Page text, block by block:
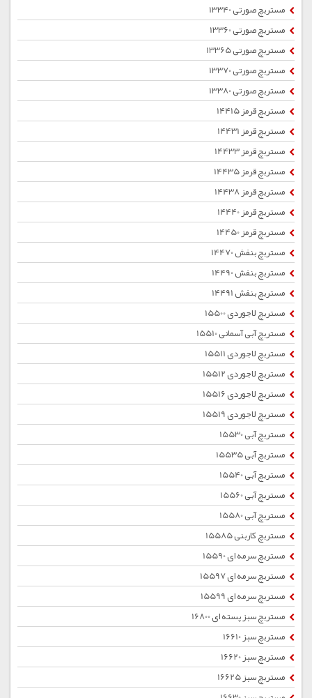
مستربچ صورتی 13340
مستربچ صورتی 13360
مستربچ صورتی 13365
مستربچ صورتی 13370
مستربچ صورتی 13380
مستربچ قرمز 14415
مستربچ قرمز 14431
مستربچ قرمز 14433
مستربچ قرمز 14435
مستربچ قرمز 14438
مستربچ قرمز 14440
مستربچ قرمز 14450
مستربچ بنفش 14470
مستربچ بنفش 14490
مستربچ بنفش 14491
مستربچ لاجوردی 15500
مستربچ آبی آسمانی 15510
مستربچ لاجوردی 15511
مستربچ لاجوردی 15512
مستربچ لاجوردی 15516
مستربچ لاجوردی 15519
مستربچ آبی 15530
مستربچ آبی 15535
مستربچ آبی 15540
مستربچ آبی 15560
مستربچ آبی 15580
مستربچ کاربنی 15585
مستربچ سرمه ای 15590
مستربچ سرمه ای 15597
مستربچ سرمه ای 15599
مستربچ سبز پسته ای 16800
مستربچ سبز 16610
مستربچ سبز 16620
مستربچ سبز 16625